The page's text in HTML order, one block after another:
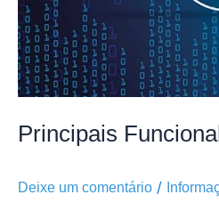
Principais
Deixe um comentário /